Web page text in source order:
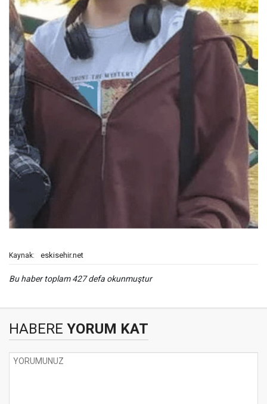
Kaynak: eskisehir.net
Bu haber toplam 427 defa okunmuştur
HABERE YORUM KAT